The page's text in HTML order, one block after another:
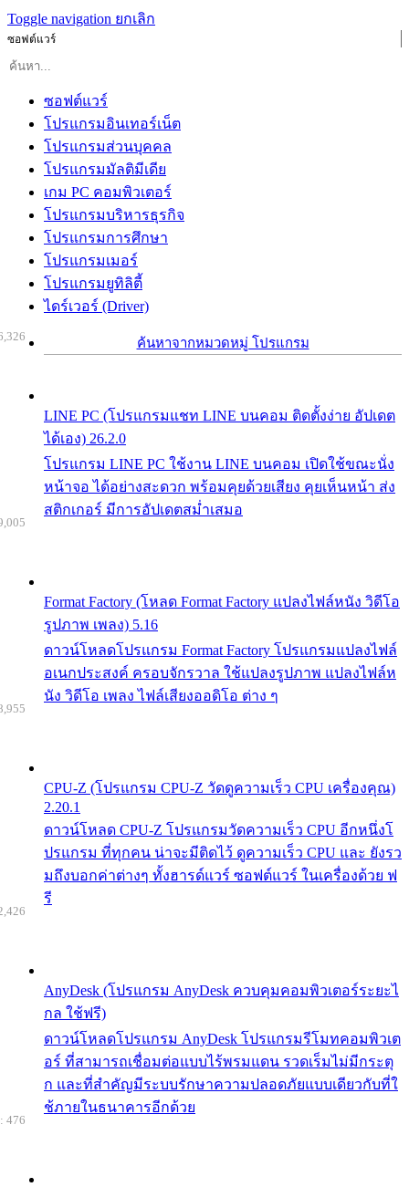
Toggle navigation ยกเลิก
ซอฟต์แวร์
ซอฟต์แวร์
โปรแกรมอินเทอร์เน็ต
โปรแกรมส่วนบุคคล
โปรแกรมมัลติมีเดีย
เกม PC คอมพิวเตอร์
โปรแกรมบริหารธุรกิจ
โปรแกรมการศึกษา
โปรแกรมเมอร์
โปรแกรมยูทิลิตี้
ไดร์เวอร์ (Driver)
ค้นหาจากหมวดหมู่ โปรแกรม
LINE PC (โปรแกรมแชท LINE บนคอม ติดตั้งง่าย อัปเดต
ได้เอง) 26.2.0
โปรแกรม LINE PC ใช้งาน LINE บนคอม เปิดใช้ขณะนั่ง
หน้าจอ ได้อย่างสะดวก พร้อมคุยด้วยเสียง คุยเห็นหน้า ส่ง
สติกเกอร์ มีการอัปเดตสม่ำเสมอ
Format Factory (โหลด Format Factory แปลงไฟล์หนัง วิดีโอ
รูปภาพ เพลง) 5.16
ดาวน์โหลดโปรแกรม Format Factory โปรแกรมแปลงไฟล์
อเนกประสงค์ ครอบจักรวาล ใช้แปลงรูปภาพ แปลงไฟล์ห
นัง วิดีโอ เพลง ไฟล์เสียงออดิโอ ต่าง ๆ
CPU-Z (โปรแกรม CPU-Z วัดดูความเร็ว CPU เครื่องคุณ)
2.20.1
ดาวน์โหลด CPU-Z โปรแกรมวัดความเร็ว CPU อีกหนึ่งโ
ปรแกรม ที่ทุกคน น่าจะมีติดไว้ ดูความเร็ว CPU และ ยังรว
มถึงบอกค่าต่างๆ ทั้งฮารด์แวร์ ซอฟต์แวร์ ในเครื่องด้วย ฟ
รี
AnyDesk (โปรแกรม AnyDesk ควบคุมคอมพิวเตอร์ระยะไ
กล ใช้ฟรี)
ดาวน์โหลดโปรแกรม AnyDesk โปรแกรมรีโมทคอมพิวเต
อร์ ที่สามารถเชื่อมต่อแบบไร้พรมแดน รวดเร็มไม่มีกระตุ
ก และที่สำคัญมีระบบรักษาความปลอดภัยแบบเดียวกับที่ใ
ช้ภายในธนาคารอีกด้วย
476